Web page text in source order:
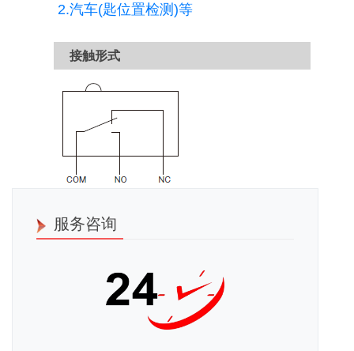
2.汽车(匙位置检测)等
接触形式
服务咨询